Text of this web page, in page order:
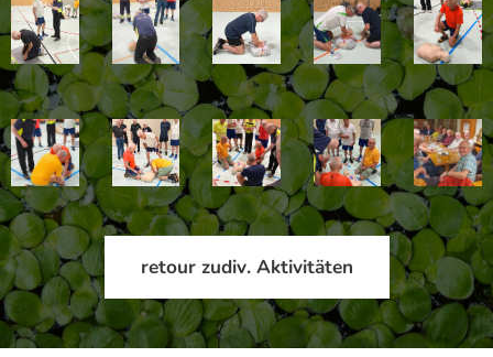
retour zudiv. Aktivitäten